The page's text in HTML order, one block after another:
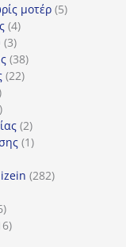
προϊόντα
μοτέρ 55
44
προϊόντα
33
προϊόντα
3838
προϊόντα
2222
προϊόντα
1
22
προϊόντα
11
282282
36
προϊόντα
16